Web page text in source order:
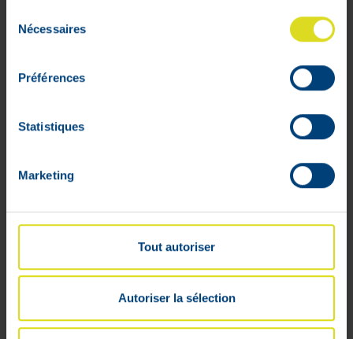
Nécessaires
Préférences
Statistiques
Marketing
Tout autoriser
Autoriser la sélection
Terumo Naald Agani 21g 5/8 Rb Groen
Lage voorraad